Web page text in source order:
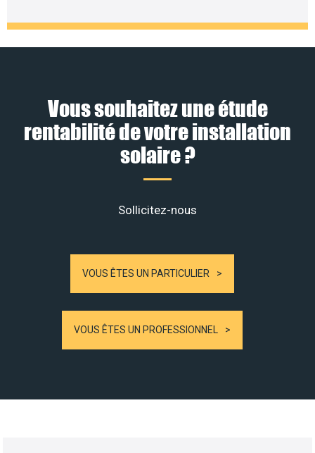
Vous souhaitez une étude
rentabilité de votre installation
solaire ?
Sollicitez-nous
VOUS ÊTES UN PARTICULIER
VOUS ÊTES UN PROFESSIONNEL